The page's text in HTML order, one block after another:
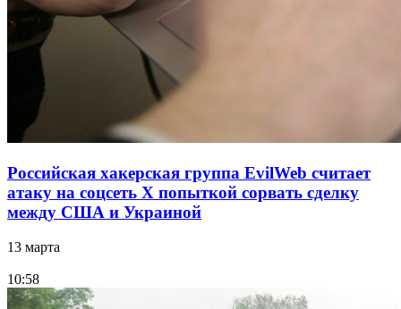
Российская хакерская группа EvilWeb считает
атаку на соцсеть Х попыткой сорвать сделку
между США и Украиной
13 марта
10:58